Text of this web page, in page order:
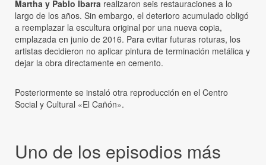
Martha y Pablo Ibarra realizaron seis restauraciones a lo
largo de los años. Sin embargo, el deterioro acumulado obligó
a reemplazar la escultura original por una nueva copia,
emplazada en junio de 2016. Para evitar futuras roturas, los
artistas decidieron no aplicar pintura de terminación metálica y
dejar la obra directamente en cemento.
Posteriormente se instaló otra reproducción en el Centro
Social y Cultural «El Cañón».
Uno de los episodios más